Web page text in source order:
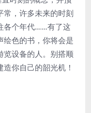
常，许多未来的时刻
各个年代……有了这
绘色的书，你将会是
览设备的人。别搭顺
你自己的韶光机！